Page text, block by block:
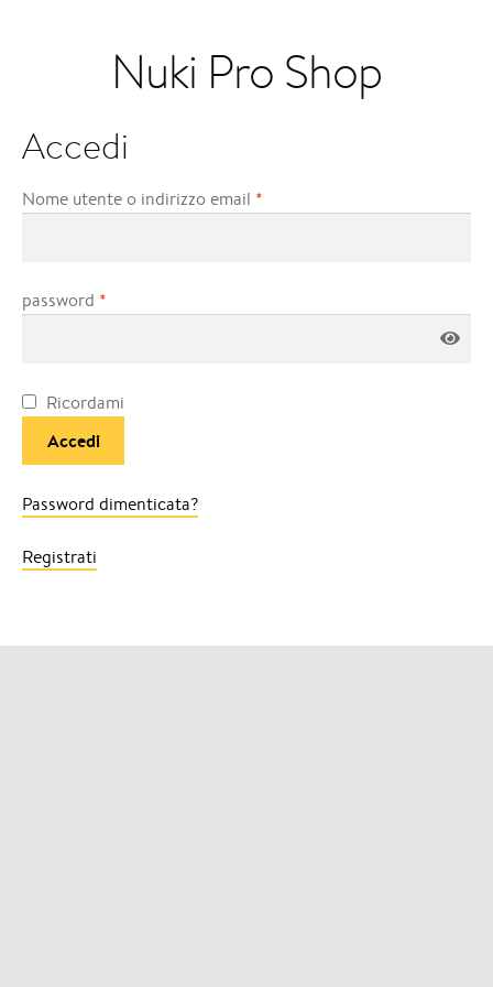
Nuki Pro Shop
Accedi
Nome utente o indirizzo email *
password *
Ricordami
Accedi
Password dimenticata?
Registrati